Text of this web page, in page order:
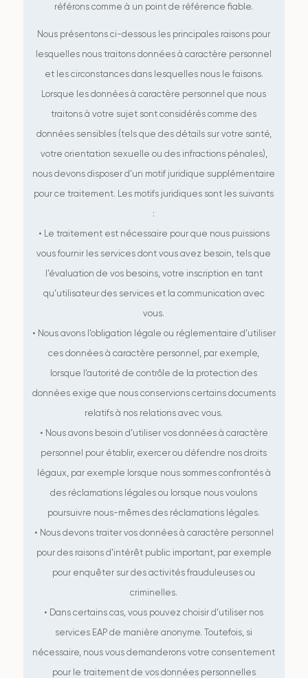
référons comme à un point de référence fiable.
Nous présentons ci-dessous les principales raisons pour
lesquelles nous traitons données à caractère personnel
et les circonstances dans lesquelles nous le faisons.
Lorsque les données à caractère personnel que nous
traitons à votre sujet sont considérés comme des
données sensibles (tels que des détails sur votre santé,
votre orientation sexuelle ou des infractions pénales),
nous devons disposer d’un motif juridique supplémentaire
pour ce traitement. Les motifs juridiques sont les suivants
:
• Le traitement est nécessaire pour que nous puissions
vous fournir les services dont vous avez besoin, tels que
l’évaluation de vos besoins, votre inscription en tant
qu’utilisateur des services et la communication avec
vous.
• Nous avons l’obligation légale ou réglementaire d’utiliser
ces données à caractère personnel, par exemple,
lorsque l’autorité de contrôle de la protection des
données exige que nous conservions certains documents
relatifs à nos relations avec vous.
• Nous avons besoin d’utiliser vos données à caractère
personnel pour établir, exercer ou défendre nos droits
légaux, par exemple lorsque nous sommes confrontés à
des réclamations légales ou lorsque nous voulons
poursuivre nous-mêmes des réclamations légales.
• Nous devons traiter vos données à caractère personnel
pour des raisons d’intérêt public important, par exemple
pour enquêter sur des activités frauduleuses ou
criminelles.
• Dans certains cas, vous pouvez choisir d’utiliser nos
services EAP de manière anonyme. Toutefois, si
nécessaire, nous vous demanderons votre consentement
pour le traitement de vos données personnelles